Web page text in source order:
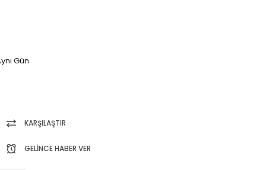
Gün
KARŞILAŞTIR
GELINCE HABER VER